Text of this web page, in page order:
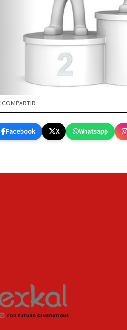
COMPARTIR
Facebook X Whatsapp